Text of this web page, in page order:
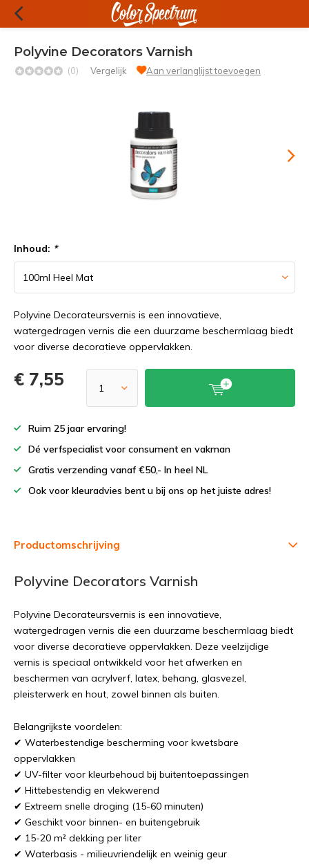
Polyvine Decorators Varnish
(0) Vergelijk Aan verlanglijst toevoegen
Inhoud: *
Polyvine Decorateursvernis is een innovatieve,
watergedragen vernis die een duurzame beschermlaag biedt
voor diverse decoratieve oppervlakken.
€ 7,55
Ruim 25 jaar ervaring!
Dé verfspecialist voor consument en vakman
Gratis verzending vanaf €50,- In heel NL
Ook voor kleuradvies bent u bij ons op het juiste adres!
Productomschrijving
Polyvine Decorators Varnish
Polyvine Decorateursvernis is een innovatieve,
watergedragen vernis die een duurzame beschermlaag biedt
voor diverse decoratieve oppervlakken. Deze veelzijdige
vernis is speciaal ontwikkeld voor het afwerken en
beschermen van acrylverf, latex, behang, glasvezel,
pleisterwerk en hout, zowel binnen als buiten.
Belangrijkste voordelen:
✔ Waterbestendige bescherming voor kwetsbare
oppervlakken
✔ UV-filter voor kleurbehoud bij buitentoepassingen
✔ Hittebestendig en vlekwerend
✔ Extreem snelle droging (15-60 minuten)
✔ Geschikt voor binnen- en buitengebruik
✔ 15-20 m² dekking per liter
✔ Waterbasis - milieuvriendelijk en weinig geur